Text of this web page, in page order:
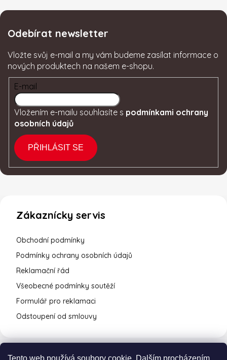
Tento web používá soubory cookie. Dalším procházením
Odebírat newsletter
Vložte svůj e-mail a my vám budeme zasílat informace o
nových produktech na našem e-shopu.
E-mail
Vložením e-mailu souhlasíte s podmínkami ochrany
osobních údajů
PŘIHLÁSIT SE
Zákaznícky servis
Obchodní podmínky
Podmínky ochrany osobních údajů
Reklamační řád
Všeobecné podmínky soutěží
Formulář pro reklamaci
Odstoupení od smlouvy